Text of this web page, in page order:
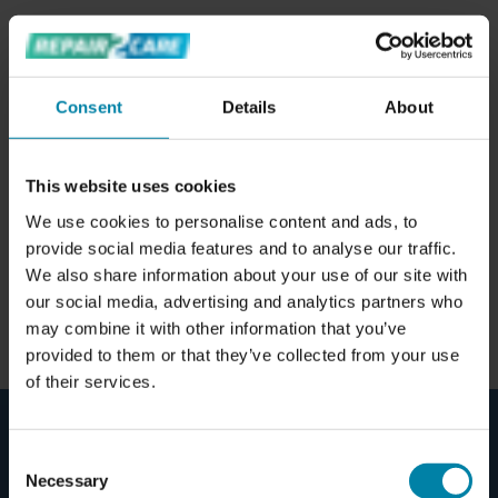
Consent Details About
This website uses cookies
We use cookies to personalise content and ads, to
provide social media features and to analyse our traffic.
We also share information about your use of our site with
our social media, advertising and analytics partners who
may combine it with other information that you’ve
provided to them or that they’ve collected from your use
of their services.
Selection
Necessary
WIE ES FUNKTIONIERT
Erzielen Sie eine einfache Möglichkeit, die